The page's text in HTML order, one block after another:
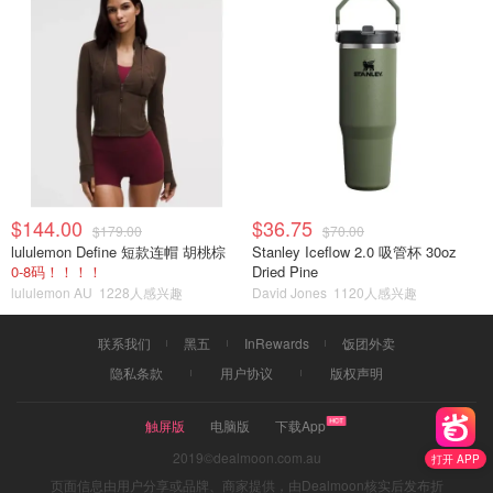
打开 APP
$144.00 $179.00
lululemon Define 短款连帽 胡桃棕
0-8码！！！！
lululemon AU 1228人感兴趣
$36.75 $70.00
Stanley Iceflow 2.0 吸管杯 30oz
Dried Pine
David Jones 1120人感兴趣
联系我们 黑五 InRewards
饭团外卖
隐私条款
用户协议 版权声明
触屏版 电脑版
下载App
2019©dealmoon.com.au
页面信息由用户分享或品牌、商家提供，由Dealmoon核实后发布折